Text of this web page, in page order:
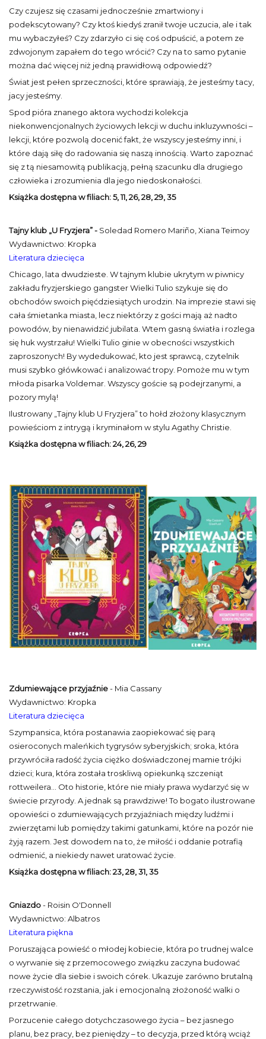
Czy czujesz się czasami jednocześnie zmartwiony i
podekscytowany? Czy ktoś kiedyś zranił twoje uczucia, ale i tak
mu wybaczyłeś? Czy zdarzyło ci się coś odpuścić, a potem ze
zdwojonym zapałem do tego wrócić? Czy na to samo pytanie
można dać więcej niż jedną prawidłową odpowiedź?
Świat jest pełen sprzeczności, które sprawiają, że jesteśmy tacy,
jacy jesteśmy.
Spod pióra znanego aktora wychodzi kolekcja
niekonwencjonalnych życiowych lekcji w duchu inkluzywności –
lekcji, które pozwolą docenić fakt, że wszyscy jesteśmy inni, i
które dają siłę do radowania się naszą innością. Warto zapoznać
się z tą niesamowitą publikacją, pełną szacunku dla drugiego
człowieka i zrozumienia dla jego niedoskonałości.
Książka dostępna w filiach:5, 11, 26, 28, 29, 35
Tajny klub „U Fryzjera” - Soledad Romero Mariño, Xiana Teimoy
Wydawnictwo: Kropka
Literatura dziecięca
Chicago, lata dwudzieste. W tajnym klubie ukrytym w piwnicy
zakładu fryzjerskiego gangster Wielki Tulio szykuje się do
obchodów swoich pięćdziesiątych urodzin. Na imprezie stawi się
cała śmietanka miasta, lecz niektórzy z gości mają aż nadto
powodów, by nienawidzić jubilata. Wtem gasną światła i rozlega
się huk wystrzału! Wielki Tulio ginie w obecności wszystkich
zaproszonych! By wydedukować, kto jest sprawcą, czytelnik
musi szybko główkować i analizować tropy. Pomoże mu w tym
młoda pisarka Voldemar. Wszyscy goście są podejrzanymi, a
pozory mylą!
Ilustrowany „Tajny klub U Fryzjera” to hołd złożony klasycznym
powieściom z intrygą i kryminałom w stylu Agathy Christie.
Książka dostępna w filiach:24, 26, 29
Zdumiewające przyjaźnie- Mia Cassany
Wydawnictwo: Kropka
Literatura dziecięca
Szympansica, która postanawia zaopiekować się parą
osieroconych maleńkich tygrysów syberyjskich; sroka, która
przywróciła radość życia ciężko doświadczonej mamie trójki
dzieci; kura, która została troskliwą opiekunką szczeniąt
rottweilera… Oto historie, które nie miały prawa wydarzyć się w
świecie przyrody. A jednak są prawdziwe! To bogato ilustrowane
opowieści o zdumiewających przyjaźniach między ludźmi i
zwierzętami lub pomiędzy takimi gatunkami, które na pozór nie
żyją razem. Jest dowodem na to, że miłość i oddanie potrafią
odmienić, a niekiedy nawet uratować życie.
Książka dostępna w filiach:23, 28, 31, 35
Gniazdo- Roisin O'Donnell
Wydawnictwo: Albatros
Literatura piękna
Poruszająca powieść o młodej kobiecie, która po trudnej walce
o wyrwanie się z przemocowego związku zaczyna budować
nowe życie dla siebie i swoich córek. Ukazuje zarówno brutalną
rzeczywistość rozstania, jak i emocjonalną złożoność walki o
przetrwanie.
Porzucenie całego dotychczasowego życia – bez jasnego
planu, bez pracy, bez pieniędzy – to decyzja, przed którą wciąż